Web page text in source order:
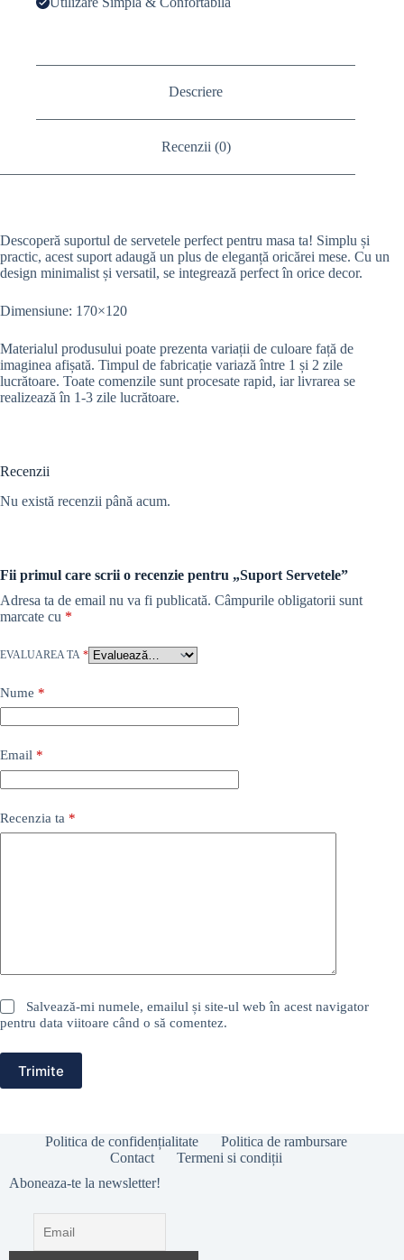
Descriere
Recenzii (0)
Descoperă suportul de servetele perfect pentru masa ta! Simplu și
practic, acest suport adaugă un plus de eleganță oricărei mese. Cu un
design minimalist și versatil, se integrează perfect în orice decor.
Dimensiune: 170×120
Materialul produsului poate prezenta variații de culoare față de
imaginea afișată. Timpul de fabricație variază între 1 și 2 zile
lucrătoare. Toate comenzile sunt procesate rapid, iar livrarea se
realizează în 1-3 zile lucrătoare.
Recenzii
Nu există recenzii până acum.
Fii primul care scrii o recenzie pentru „Suport Servetele”
Adresa ta de email nu va fi publicată. Câmpurile obligatorii sunt
marcate cu *
EVALUAREA TA *
Nume *
Email *
Recenzia ta *
Salvează-mi numele, emailul și site-ul web în acest navigator
pentru data viitoare când o să comentez.
Trimite
Politica de confidențialitate
Politica de rambursare
Contact
Termeni si condiții
Aboneaza-te la newsletter!